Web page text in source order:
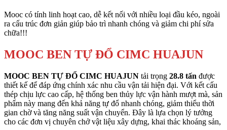
Mooc có tính linh hoạt cao, dễ kết nối với nhiều loại đầu kéo, ngoài
ra cấu trúc đơn giản giúp bảo trì nhanh chóng và giảm chi phí sửa
chữa!!!
MOOC BEN TỰ ĐỔ CIMC HUAJUN
MOOC BEN TỰ ĐỔ CIMC HUAJUN tải trọng 28.8 tấn được
thiết kế để đáp ứng chính xác nhu cầu vận tải hiện đại. Với kết cấu
thép chịu lực cao cấp, hệ thống ben thủy lực vận hành mượt mà, sản
phẩm này mang đến khả năng tự đổ nhanh chóng, giảm thiểu thời
gian chờ và tăng năng suất vận chuyển. Đây là lựa chọn lý tưởng
cho các đơn vị chuyên chở vật liệu xây dựng, khai thác khoáng sản,